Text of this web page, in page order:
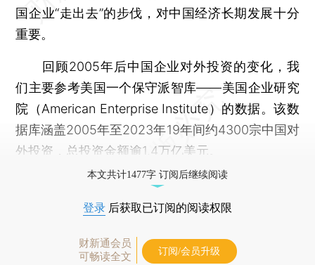
国企业“走出去”的步伐，对中国经济长期发展十分
重要。
回顾2005年后中国企业对外投资的变化，我
们主要参考美国一个保守派智库——美国企业研究
院（American Enterprise Institute）的数据。该数
据库涵盖2005年至2023年19年间约4300宗中国对
外投资，总投资金额逾1.4万亿美元。
本文共计1477字 订阅后继续阅读
登录 后获取已订阅的阅读权限
财新通会员
可畅读全文
订阅/会员升级